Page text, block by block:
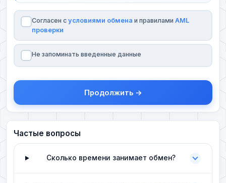
Согласен с условиями обмена и правилами AML
проверки
Не запоминать введенные данные
Продолжить →
Частые вопросы
Сколько времени занимает обмен?